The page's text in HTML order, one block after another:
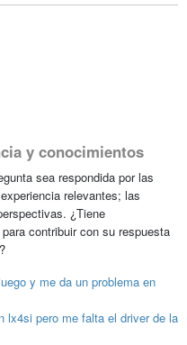
y conocimientos
sea respondida por las
relevantes; las
¿Tiene
contribuir con su respuesta
y me da un problema en
lx4si pero me falta el driver de la